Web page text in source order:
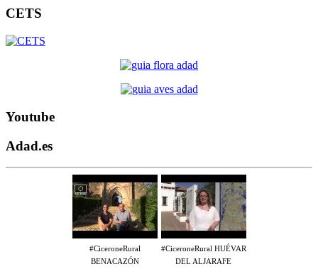
CETS
Youtube
Adad.es
#CiceroneRural
BENACAZÓN
#CiceroneRural HUÉVAR
DEL ALJARAFE